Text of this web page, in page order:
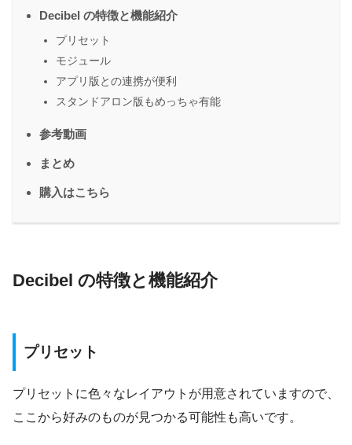
Decibel の特徴と機能紹介
プリセット
モジュール
アプリ版との連携が便利
スタンドアロン版もめっちゃ有能
参考動画
まとめ
購入はこちら
Decibel の特徴と機能紹介
プリセット
プリセットに色々なレイアウトが用意されていますので、
ここから好みのものが見つかる可能性も高いです。